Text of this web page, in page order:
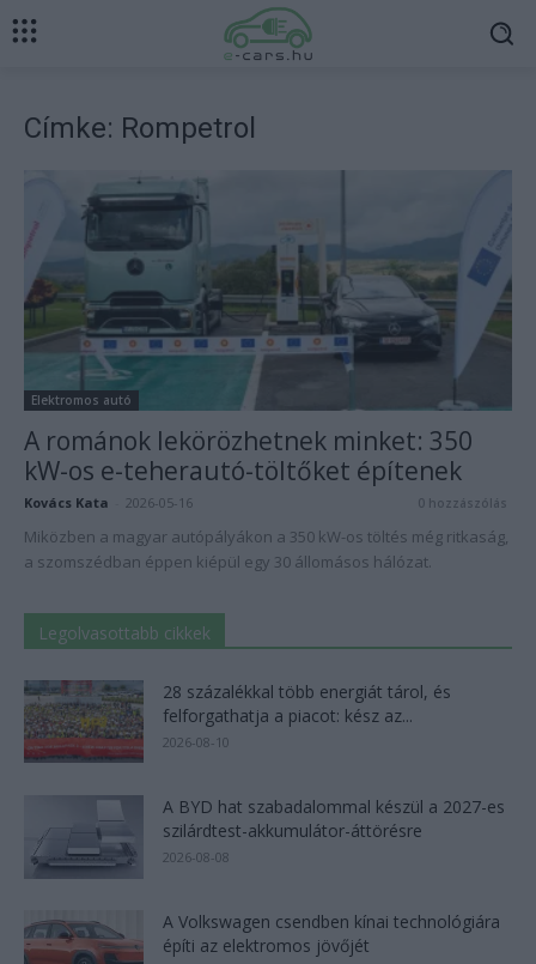
Címke: Rompetrol
Elektromos autó
A románok lekörözhetnek minket: 350
kW-os e-teherautó-töltőket építenek
Kovács Kata 2026-05-16 0 hozzászólás
Miközben a magyar autópályákon a 350 kW-os töltés még ritkaság,
a szomszédban éppen kiépül egy 30 állomásos hálózat.
Legolvasottabb cikkek
28 százalékkal több energiát tárol, és
felforgathatja a piacot: kész az...
2026-08-10
A BYD hat szabadalommal készül a 2027-es
szilárdtest-akkumulátor-áttörésre
2026-08-08
A Volkswagen csendben kínai technológiára
építi az elektromos jövőjét